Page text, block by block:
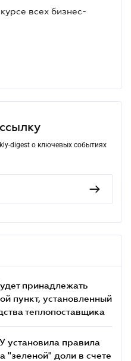
всех бизнес-
digest о ключевых событиях
принадлежать
пункт, установленный
теплопоставщика
установила правила
"зеленой" доли в счете